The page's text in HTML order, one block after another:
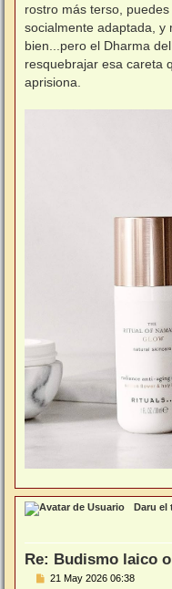
rostro más terso,
socialmente adaptada, y
bien...pero el Dharma
resquebrajar esa careta
aprisiona.
Daru el
Re: Budismo laico
M
21 May 2026 06:38